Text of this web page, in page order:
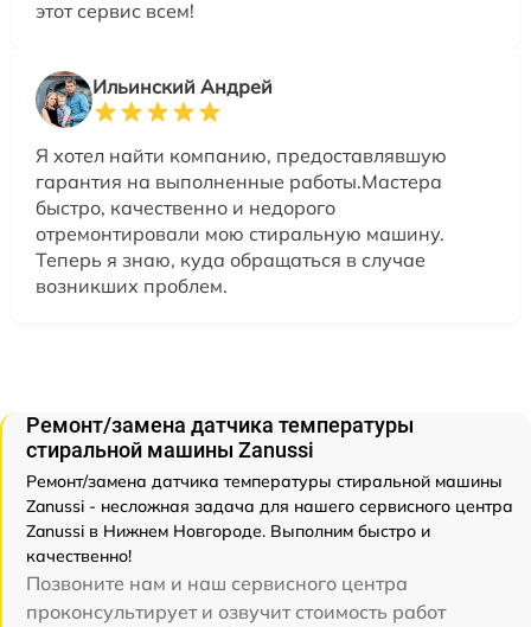
этот сервис всем!
Ильинский Андрей
Я хотел найти компанию, предоставлявшую
гарантия на выполненные работы.Мастера
быстро, качественно и недорого
отремонтировали мою стиральную машину.
Теперь я знаю, куда обращаться в случае
возникших проблем.
Ремонт/замена датчика температуры
стиральной машины Zanussi
Ремонт/замена датчика температуры стиральной машины
Zanussi - несложная задача для нашего сервисного центра
Zanussi в Нижнем Новгороде. Выполним быстро и
качественно!
Позвоните нам и наш сервисного центра
проконсультирует и озвучит стоимость работ